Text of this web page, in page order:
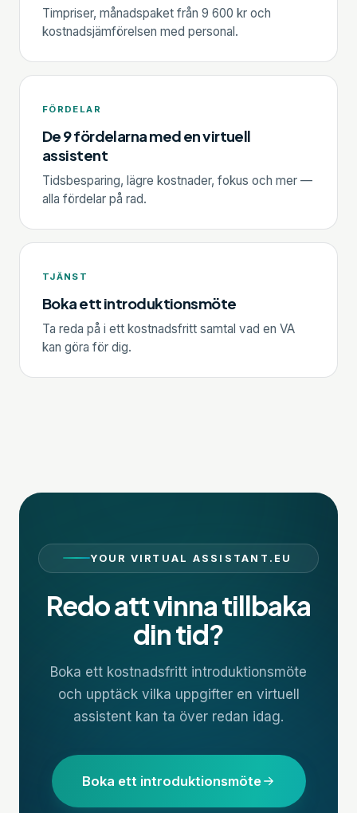
Timpriser, månadspaket från 9 600 kr och
kostnadsjämförelsen med personal.
FÖRDELAR
De 9 fördelarna med en virtuell
assistent
Tidsbesparing, lägre kostnader, fokus och mer —
alla fördelar på rad.
TJÄNST
Boka ett introduktionsmöte
Ta reda på i ett kostnadsfritt samtal vad en VA
kan göra för dig.
YOUR VIRTUAL ASSISTANT.EU
Redo att vinna tillbaka
din tid?
Boka ett kostnadsfritt introduktionsmöte
och upptäck vilka uppgifter en virtuell
assistent kan ta över redan idag.
Boka ett introduktionsmöte